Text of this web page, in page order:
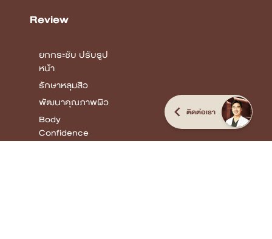
Review
ยกกระชับ ปรับรูป
หน้า
รักษาหลุมสิว
พัฒนาคุณภาพผิว
Body
Confidence
ติดต่อเรา